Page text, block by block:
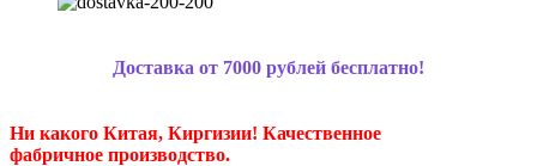
Доставка от 7000 рублей бесплатно!
Ни какого Китая, Киргизии! Качественное
фабричное производство.